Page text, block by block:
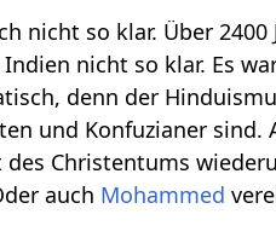
nicht so klar. Über 2400
nicht so klar. Es
denn der
und Konfuzianer sind.
Christentums
auch Mohammed